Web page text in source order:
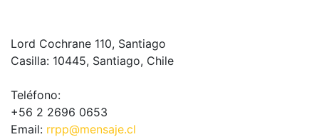
Lord Cochrane 110, Santiago
Casilla: 10445, Santiago, Chile
Teléfono:
+56 2 2696 0653
Email: rrpp@mensaje.cl